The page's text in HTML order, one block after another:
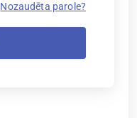
Nozaudēta parole?